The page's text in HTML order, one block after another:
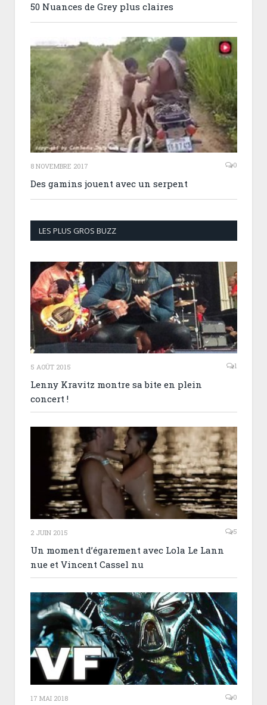
50 Nuances de Grey plus claires
8 NOVEMBRE 2017 0
Des gamins jouent avec un serpent
LES PLUS GROS BUZZ
5 AOÛT 2015 1
Lenny Kravitz montre sa bite en plein
concert !
2 JUIN 2015 5
Un moment d’égarement avec Lola Le Lann
nue et Vincent Cassel nu
17 MAI 2018 0